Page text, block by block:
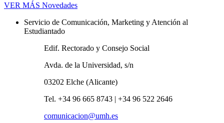
VER MÁS Novedades
Servicio de Comunicación, Marketing y Atención al
Estudiantado
Edif. Rectorado y Consejo Social
Avda. de la Universidad, s/n
03202 Elche (Alicante)
Tel. +34 96 665 8743 | +34 96 522 2646
comunicacion@umh.es